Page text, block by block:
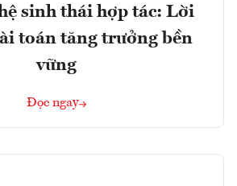
sinh thái hợp tác: Lời
toán tăng trưởng bền
vững
Đọc ngay